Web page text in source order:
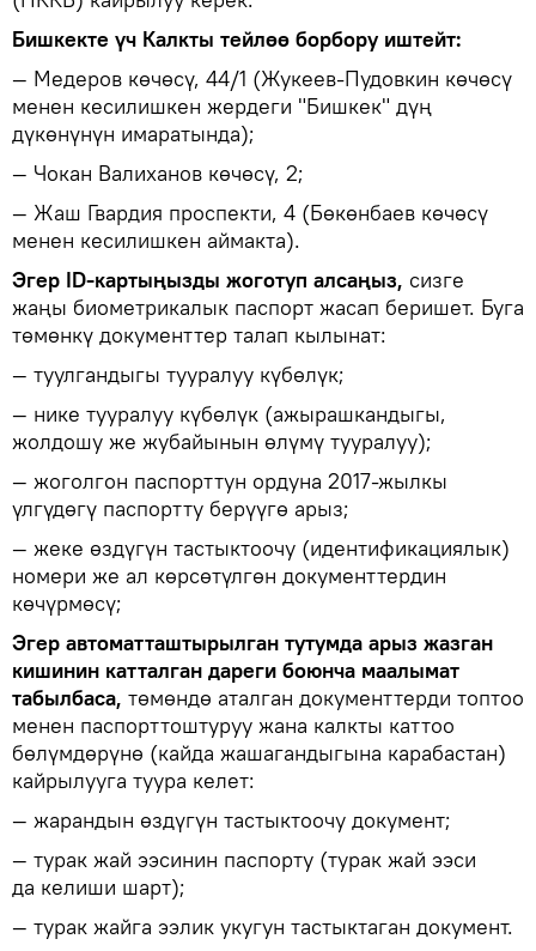
Бишкекте үч Калкты тейлөө борбору иштейт:
— Медеров көчөсү, 44/1 (Жукеев-Пудовкин көчөсү
менен кесилишкен жердеги "Бишкек" дүң
дүкөнүнүн имаратында);
— Чокан Валиханов көчөсү, 2;
— Жаш Гвардия проспекти, 4 (Бөкөнбаев көчөсү
менен кесилишкен аймакта).
Эгер ID-картыңызды жоготуп алсаңыз, сизге
жаңы биометрикалык паспорт жасап беришет. Буга
төмөнкү документтер талап кылынат:
— туулгандыгы тууралуу күбөлүк;
— нике тууралуу күбөлүк (ажырашкандыгы,
жолдошу же жубайынын өлүмү тууралуу);
— жоголгон паспорттун ордуна 2017-жылкы
үлгүдөгү паспортту берүүгө арыз;
— жеке өздүгүн тастыктоочу (идентификациялык)
номери же ал көрсөтүлгөн документтердин
көчүрмөсү;
Эгер автоматташтырылган тутумда арыз жазган
кишинин катталган дареги боюнча маалымат
табылбаса, төмөндө аталган документтерди топтоо
менен паспорттоштуруу жана калкты каттоо
бөлүмдөрүнө (кайда жашагандыгына карабастан)
кайрылууга туура келет:
— жарандын өздүгүн тастыктоочу документ;
— турак жай ээсинин паспорту (турак жай ээси
да келиши шарт);
— турак жайга ээлик укугун тастыктаган документ.